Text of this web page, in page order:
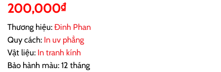
200,000₫
Thương hiệu: Đinh Phan
Quy cách: In uv phẳng
Vật liệu: In tranh kính
Bảo hành màu: 12 tháng